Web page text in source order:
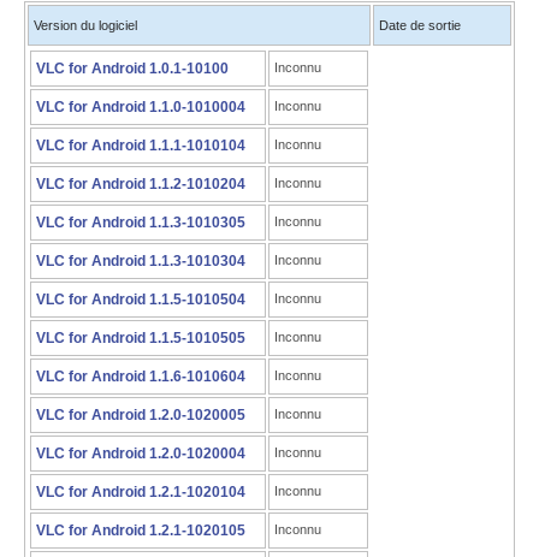
Version du logiciel Date de sortie
VLC for Android 1.0.1-10100 Inconnu
VLC for Android 1.1.0-1010004 Inconnu
VLC for Android 1.1.1-1010104 Inconnu
VLC for Android 1.1.2-1010204 Inconnu
VLC for Android 1.1.3-1010305 Inconnu
VLC for Android 1.1.3-1010304 Inconnu
VLC for Android 1.1.5-1010504 Inconnu
VLC for Android 1.1.5-1010505 Inconnu
VLC for Android 1.1.6-1010604 Inconnu
VLC for Android 1.2.0-1020005 Inconnu
VLC for Android 1.2.0-1020004 Inconnu
VLC for Android 1.2.1-1020104 Inconnu
VLC for Android 1.2.1-1020105 Inconnu